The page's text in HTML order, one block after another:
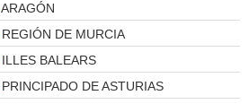
ARAGÓN
REGIÓN DE MURCIA
ILLES BALEARS
PRINCIPADO DE ASTURIAS